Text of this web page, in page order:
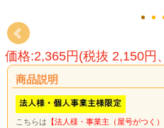
価格:2,365円(税抜 2,150円
商品説明
こちらは 【法人様・事業主（屋号がつく）